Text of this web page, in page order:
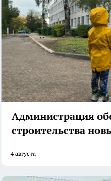
Администрация
строительства
4 августа